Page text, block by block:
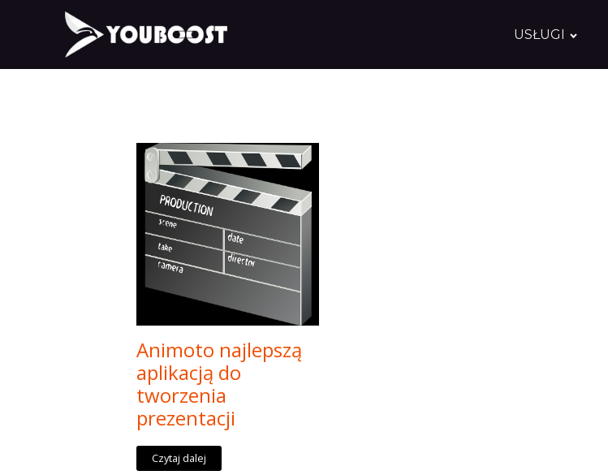
USŁUGI
Animoto najlepszą
aplikacją do
tworzenia
prezentacji
Czytaj dalej